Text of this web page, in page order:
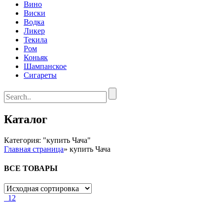
Вино
Виски
Водка
Ликер
Текила
Ром
Коньяк
Шампанское
Сигареты
Каталог
Категория: "купить Чача"
Главная страница» купить Чача
ВСЕ ТОВАРЫ
12